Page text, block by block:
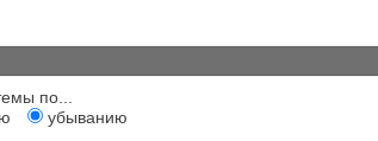
по...
убыванию